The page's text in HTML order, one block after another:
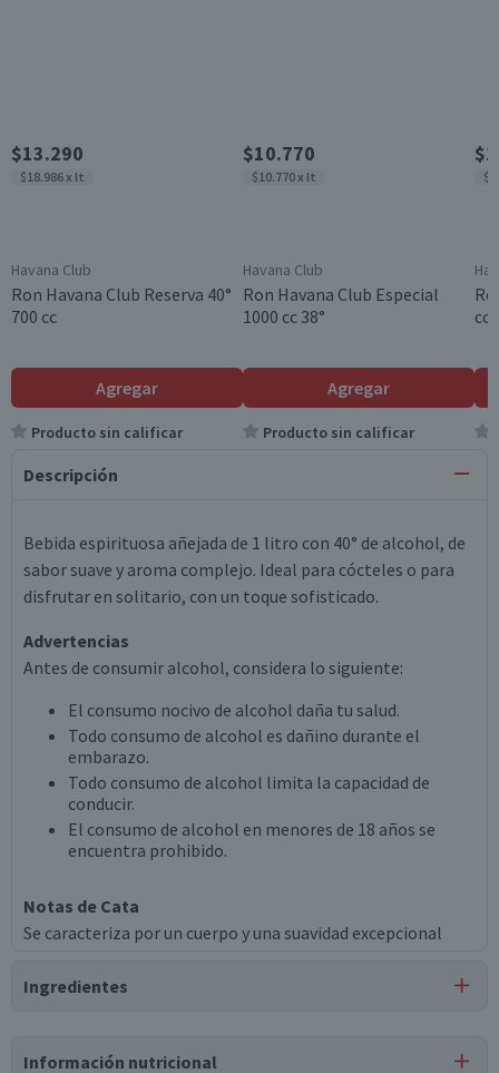
$13.290
$18.986 x lt
Havana Club
Ron Havana Club Reserva 40°
700 cc
Agregar
Producto sin calificar
$10.770
$10.770 x lt
Havana Club
Ron Havana Club Especial
1000 cc 38°
Agregar
Producto sin calificar
cc
Descripción
Bebida espirituosa añejada de 1 litro con 40° de alcohol, de
sabor suave y aroma complejo. Ideal para cócteles o para
disfrutar en solitario, con un toque sofisticado.
Advertencias
Antes de consumir alcohol, considera lo siguiente:
El consumo nocivo de alcohol daña tu salud.
Todo consumo de alcohol es dañino durante el
embarazo.
Todo consumo de alcohol limita la capacidad de
conducir.
El consumo de alcohol en menores de 18 años se
encuentra prohibido.
Notas de Cata
Se caracteriza por un cuerpo y una suavidad excepcional
Ingredientes
Información nutricional